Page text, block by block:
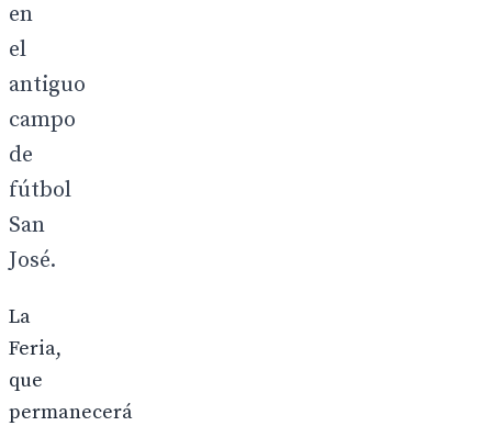
en
el
antiguo
campo
de
fútbol
San
José.
La
Feria,
que
permanecerá